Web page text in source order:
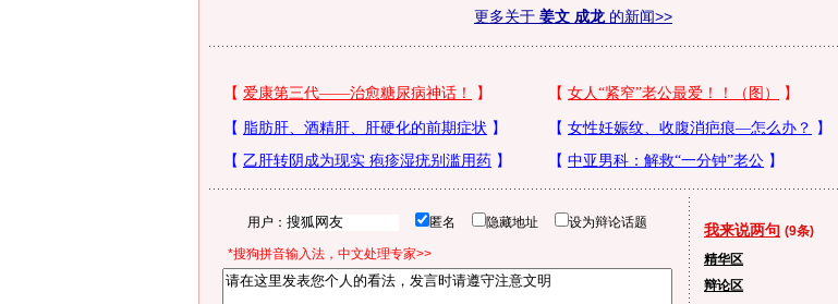
更多关于 姜文 成龙 的新闻>>
用户： 匿名 隐藏地址 设为辩论话题
*搜狗拼音输入法，中文处理专家>>
我来说两句 (9条)
精华区
辩论区